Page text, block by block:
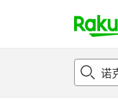
t
p
概况 客